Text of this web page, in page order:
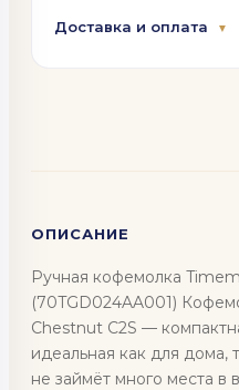
Доставка и оплата ▼
ОПИСАНИЕ
Ручная кофемолка
(70TGD024AA001)
Chestnut C2S —
идеальная как для дома,
не займёт много места